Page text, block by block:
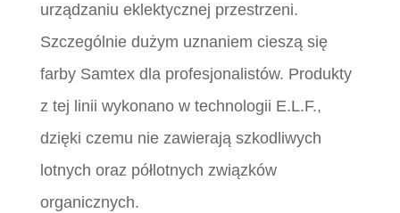
urządzaniu eklektycznej przestrzeni.
Szczególnie dużym uznaniem cieszą się
farby Samtex dla profesjonalistów. Produkty
z tej linii wykonano w technologii E.L.F.,
dzięki czemu nie zawierają szkodliwych
lotnych oraz półlotnych związków
organicznych.